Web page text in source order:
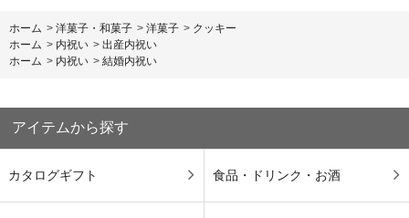
ホーム > 洋菓子・和菓子 > 洋菓子 > クッキー
ホーム > 内祝い > 出産内祝い
ホーム > 内祝い > 結婚内祝い
アイテムから探す
カタログギフト 食品・ドリンク・お酒